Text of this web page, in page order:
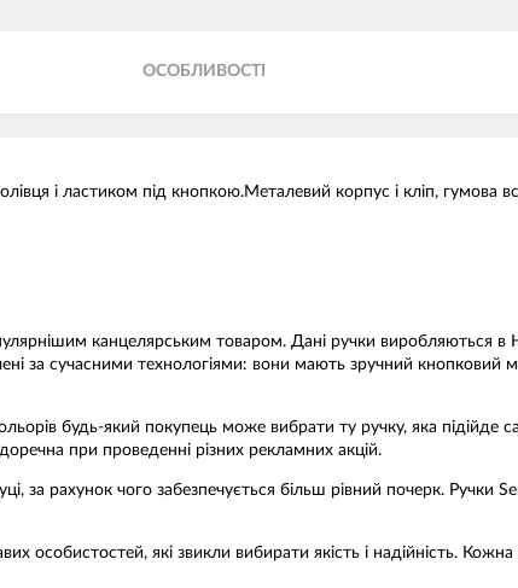
ОСОБЛИВОСТІ
і ластиком під кнопкою.Металевий корпус і кліп, гумова
канцелярським товаром. Дані ручки виробляються в
за сучасними технологіями: вони мають зручний кнопковий
будь-який покупець може вибрати ту ручку, яка підійде
при проведенні різних рекламних акцій.
за рахунок чого забезпечується більш рівний почерк. Ручки
особистостей, які звикли вибирати якість і надійність.